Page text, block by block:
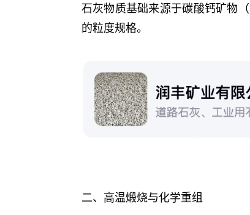
石灰物质基础来源于碳酸钙矿物
的粒度规格。
二、高温煅烧与化学重组